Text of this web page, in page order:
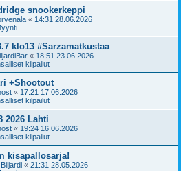
snookerkeppi
« 14:31 28.06.2026
klo13 #Sarzamatkustaa
« 18:51 23.06.2026
kilpailut
+Shootout
« 17:21 17.06.2026
kilpailut
2026 Lahti
« 19:24 16.06.2026
kilpailut
kisapallosarja!
« 21:31 28.05.2026